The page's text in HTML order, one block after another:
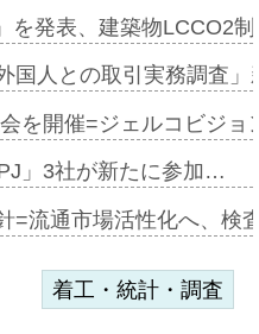
を発表、建築物LCCO2
国人との取引実務調査
を開催=ジェルコビジ
」3社が新たに参加…
=流通市場活性化へ、検
着工・統計・調査